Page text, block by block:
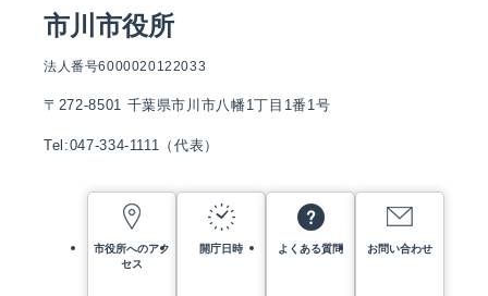
市川市役所
法人番号6000020122033
〒272-8501 千葉県市川市八幡1丁目1番1号
Tel:047-334-1111（代表）
市役所へのアク
セス
開庁日時 よくある質問 お問い合わせ